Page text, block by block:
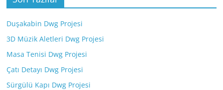
Duşakabin Dwg Projesi
3D Müzik Aletleri Dwg Projesi
Masa Tenisi Dwg Projesi
Çatı Detayı Dwg Projesi
Sürgülü Kapı Dwg Projesi